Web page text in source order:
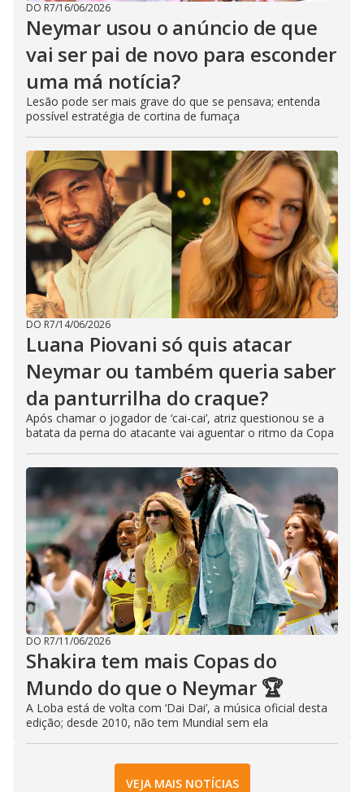
DO R7/16/06/2026
Neymar usou o anúncio de que
vai ser pai de novo para esconder
uma má notícia?
Lesão pode ser mais grave do que se pensava; entenda
possível estratégia de cortina de fumaça
DO R7/14/06/2026
Luana Piovani só quis atacar
Neymar ou também queria saber
da panturrilha do craque?
Após chamar o jogador de ‘cai-cai’, atriz questionou se a
batata da perna do atacante vai aguentar o ritmo da Copa
DO R7/11/06/2026
Shakira tem mais Copas do
Mundo do que o Neymar 🏆
A Loba está de volta com ‘Dai Dai’, a música oficial desta
edição; desde 2010, não tem Mundial sem ela
VEJA MAIS NOTÍCIAS